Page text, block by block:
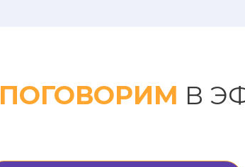
ПОГОВОРИМ В